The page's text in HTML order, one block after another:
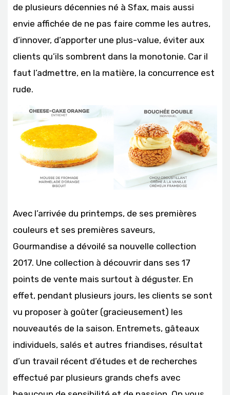
de plusieurs décennies né à Sfax, mais aussi
envie affichée de ne pas faire comme les autres,
d’innover, d’apporter une plus-value, éviter aux
clients qu’ils sombrent dans la monotonie. Car il
faut l’admettre, en la matière, la concurrence est
rude.
Avec l’arrivée du printemps, de ses premières
couleurs et ses premières saveurs,
Gourmandise a dévoilé sa nouvelle collection
2017. Une collection à découvrir dans ses 17
points de vente mais surtout à déguster. En
effet, pendant plusieurs jours, les clients se sont
vu proposer à goûter (gracieusement) les
nouveautés de la saison. Entremets, gâteaux
individuels, salés et autres friandises, résultat
d’un travail récent d’études et de recherches
effectué par plusieurs grands chefs avec